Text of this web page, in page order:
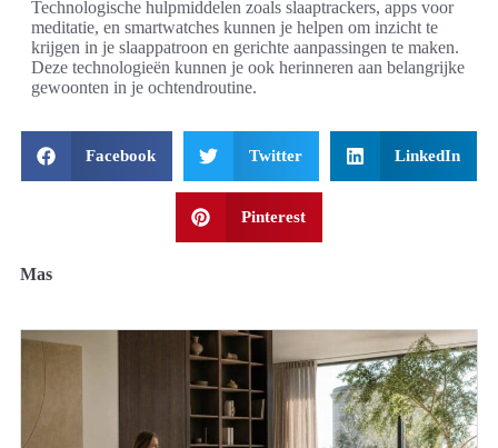
Technologische hulpmiddelen zoals slaaptrackers, apps voor
meditatie, en smartwatches kunnen je helpen om inzicht te
krijgen in je slaappatroon en gerichte aanpassingen te maken.
Deze technologieën kunnen je ook herinneren aan belangrijke
gewoonten in je ochtendroutine.
Facebook Twitter LinkedIn
Pinterest
Mas